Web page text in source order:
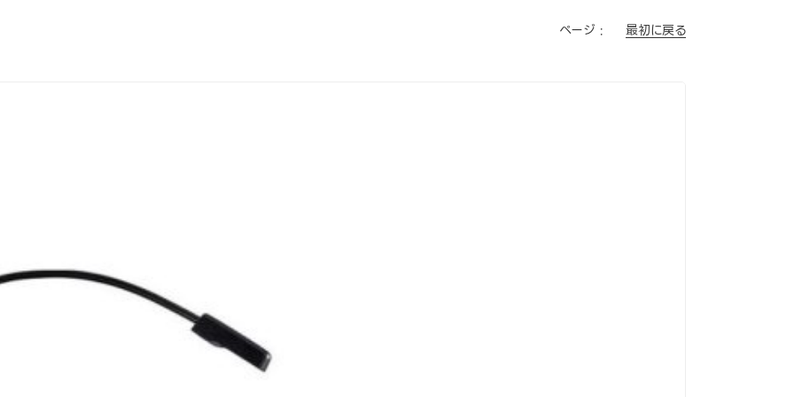
ページ : 最初に戻る